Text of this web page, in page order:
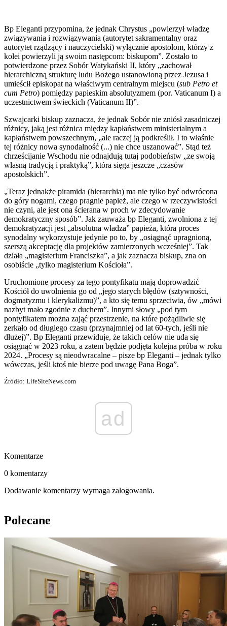
Bp Eleganti przypomina, że jednak Chrystus „powierzył władzę
związywania i rozwiązywania (autorytet sakramentalny oraz
autorytet rządzący i nauczycielski) wyłącznie apostołom, którzy z
kolei powierzyli ją swoim następcom: biskupom”. Zostało to
potwierdzone przez Sobór Watykański II, który „zachował
hierarchiczną strukturę ludu Bożego ustanowioną przez Jezusa i
umieścił episkopat na właściwym centralnym miejscu (sub Petro et
cum Petro) pomiędzy papieskim absolutyzmem (por. Vaticanum I) a
uczestnictwem świeckich (Vaticanum II)”.
Szwajcarki biskup zaznacza, że jednak Sobór nie zniósł zasadniczej
różnicy, jaką jest różnica między kapłaństwem ministerialnym a
kapłaństwem powszechnym, „ale raczej ją podkreślił. I to właśnie
tej różnicy nowa synodalność (...) nie chce uszanować”. Stąd też
chrześcijanie Wschodu nie odnajdują tutaj podobieństw „ze swoją
własną tradycją i praktyką”, która sięga jeszcze „czasów
apostolskich”.
„Teraz jednakże piramida (hierarchia) ma nie tylko być odwrócona
do góry nogami, czego pragnie papież, ale czego w rzeczywistości
nie czyni, ale jest ona ścierana w proch w zdecydowanie
demokratyczny sposób”. Jak zauważa bp Eleganti, zwolniona z tej
demokratyzacji jest „absolutna władza” papieża, która proces
synodalny wykorzystuje jedynie po to, by „osiągnąć upragnioną,
szerszą akceptację dla projektów zamierzonych wcześniej”. Tak
działa „magisterium Franciszka”, a jak zaznacza biskup, zna on
osobiście „tylko magisterium Kościoła”.
Uruchomione procesy za tego pontyfikatu mają doprowadzić
Kościół do uwolnienia go od „jego starych błędów (sztywności,
dogmatyzmu i klerykalizmu)”, a kto się temu sprzeciwia, ów „mówi
nazbyt mało zgodnie z duchem”. Innymi słowy „pod tym
pontyfikatem można zająć przestrzenie, na które pożądliwie się
zerkało od długiego czasu (przynajmniej od lat 60-tych, jeśli nie
dłużej)”. Bp Eleganti przewiduje, że takich celów nie uda się
osiągnąć w 2023 roku, a zatem będzie podjęta kolejna próba w roku
2024. „Procesy są nieodwracalne – pisze bp Eleganti – jednak tylko
wówczas, jeśli ktoś nie bierze pod uwagę Pana Boga”.
Źródło: LifeSiteNews.com
ad
Komentarze
0 komentarzy
Dodawanie komentarzy wymaga zalogowania.
Polecane